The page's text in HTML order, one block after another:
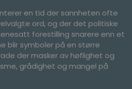
en tid der sannheten ofte
ord, og der det politiske
forestilling snarere enn et
blir symboler på en større
der masker av høflighet og
grådighet og mangel på